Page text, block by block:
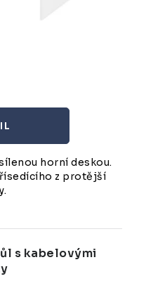
horní deskou.
z protější
s kabelovými